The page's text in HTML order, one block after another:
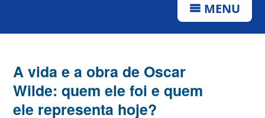
MENU
A vida e a obra de Oscar
Wilde: quem ele foi e quem
ele representa hoje?